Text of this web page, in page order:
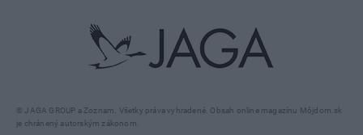
© JAGA GROUP a Zoznam. Všetky práva vyhradené. Obsah online magazínu Môjdom.sk
je chránený autorským zákonom.